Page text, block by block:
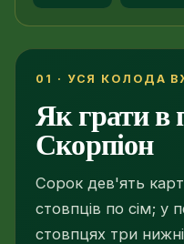
01 · УСЯ КОЛОДА
Як грати в
Скорпіон
Сорок дев'ять
стовпців по сім; у
стовпцях три